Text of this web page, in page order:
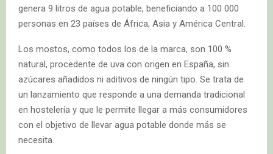
genera 9 litros de agua potable, beneficiando a 100 000
personas en 23 países de África, Asia y América Central.
Los mostos, como todos los de la marca, son 100 %
natural, procedente de uva con origen en España, sin
azúcares añadidos ni aditivos de ningún tipo. Se trata de
un lanzamiento que responde a una demanda tradicional
en hostelería y que le permite llegar a más consumidores
con el objetivo de llevar agua potable donde más se
necesita.